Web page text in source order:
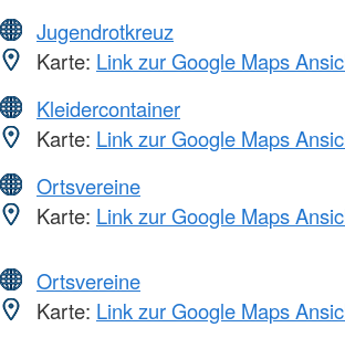
Jugendrotkreuz
Karte: Link zur Google Maps
Kleidercontainer
Karte: Link zur Google Maps
Ortsvereine
Karte: Link zur Google Maps
Ortsvereine
Karte: Link zur Google Maps